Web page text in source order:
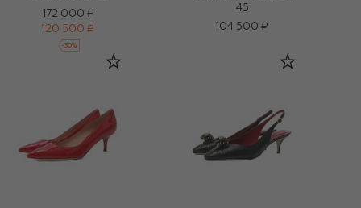
172 000 ₽
120 500 ₽
-30%
45
104 500 ₽